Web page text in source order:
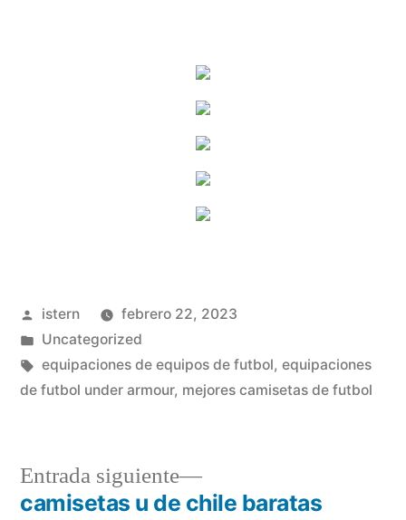
Publicado
por
istern
febrero 22, 2023
Publicado
en
Uncategorized
Etiquetas:
equipaciones de equipos de futbol, equipaciones
de futbol under armour, mejores camisetas de futbol
Entrada siguiente
Entrada
siguiente:
camisetas u de chile baratas